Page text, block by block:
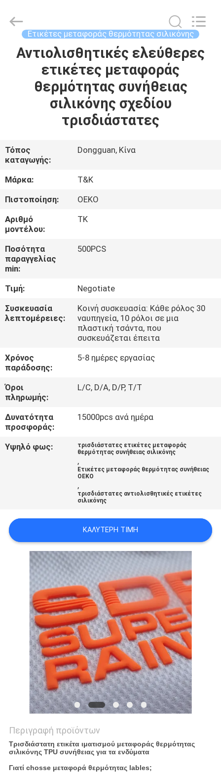
ΣΠΊΤΙ
ΠΡΟΪΌΝΤΑ
ΓΎΡΟΣ
ΕΡΓΟΣΤΑΣΊΩΝ
ΠΟΙΟΤΙΚΌΣ
ΈΛΕΓΧΟΣ
ΜΑΣ
ΣΕ
ΕΠΑΦΉ
ΖΗΤΉΣΤΕ
ΈΝΑ
ΑΠΌΣΠΑΣΜΑ
SITEMAP
PRIVACY
Accessories
Co.,Ltd.
Ετικέτες μεταφοράς θερμότητας σιλικόνης
Αντιολισθητικές ελεύθερες
ετικέτες μεταφοράς
θερμότητας συνήθειας
σιλικόνης σχεδίου
τρισδιάστατες
Τόπος
καταγωγής:
Dongguan, Κίνα
Μάρκα:
T&K
Πιστοποίηση:
OEKO
Αριθμό
μοντέλου:
TK
Ποσότητα
παραγγελίας
min:
500PCS
Τιμή:
Negotiate
Συσκευασία
λεπτομέρειες:
Κοινή συσκευασία: Κάθε ρόλος 30
ναυπηγεία, 10 ρόλοι σε μια
πλαστική τσάντα, που
συσκευάζεται έπειτα
Χρόνος
παράδοσης:
5-8 ημέρες εργασίας
Όροι
πληρωμής:
L/C, D/A, D/P, T/T
Δυνατότητα
προσφοράς:
15000pcs ανά ημέρα
Υψηλό φως:
τρισδιάστατες ετικέτες μεταφοράς
θερμότητας συνήθειας σιλικόνης
,
Ετικέτες μεταφοράς θερμότητας συνήθειας
OEKO
,
τρισδιάστατες αντιολισθητικές ετικέτες
σιλικόνης
ΚΑΛΎΤΕΡΗ ΤΙΜΉ
Περιγραφή προϊόντων
Τρισδιάστατη ετικέτα ιματισμού μεταφοράς θερμότητας
σιλικόνης TPU συνήθειας για τα ενδύματα
Γιατί chosse μεταφορά θερμότητας lables;